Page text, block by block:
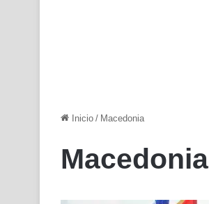
Inicio / Macedonia
Macedonia